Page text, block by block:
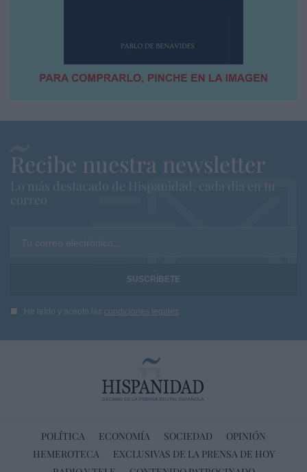
Recibe nuestra newsletter
Lo más destacado de Hispanidad, cada dia en tu
correo
Tu correo electrónico...
He leído y acepto las condiciones legales
POLÍTICA ECONOMÍA SOCIEDAD
OPINIÓN
HEMEROTECA
EXCLUSIVAS DE LA PRENSA DE HOY